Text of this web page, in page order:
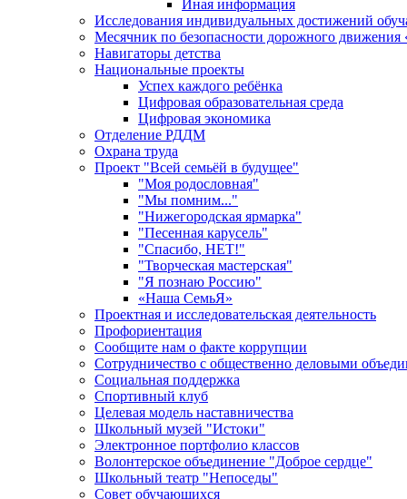
Иная информация
Исследования индивидуальных достижений
Месячник по безопасности дорожного движения
Навигаторы детства
Национальные проекты
Успех каждого ребёнка
Цифровая образовательная среда
Цифровая экономика
Отделение РДДМ
Охрана труда
Проект "Всей семьёй в будущее"
"Моя родословная"
"Мы помним..."
"Нижегородская ярмарка"
"Песенная карусель"
"Спасибо, НЕТ!"
"Творческая мастерская"
"Я познаю Россию"
«Наша СемьЯ»
Проектная и исследовательская деятельность
Профориентация
Сообщите нам о факте коррупции
Сотрудничество с общественно деловыми
Социальная поддержка
Спортивный клуб
Целевая модель наставничества
Школьный музей "Истоки"
Электронное портфолио классов
Волонтерское объединение "Доброе сердце"
Школьный театр "Непоседы"
Совет обучающихся